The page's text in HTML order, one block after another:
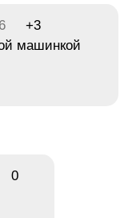
+3
машинкой
0